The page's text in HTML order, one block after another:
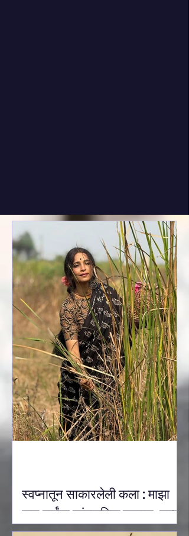
स्वप्नातून साकारलेली कला : माझा
पाच वर्षांचा सांस्कृतिक प्रवास: उल्का